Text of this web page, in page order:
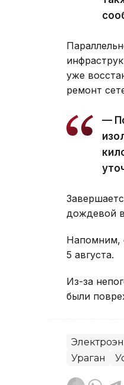
уже
ремонт
—
дождевой
Напомним,
5 августа.
Из-за
были
Ураган